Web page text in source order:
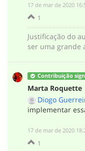
‎17 de mar de 2020
1
Justificação do
ser uma grande
Contribuição
Marta Roquette
Diogo
implementar
‎17 de mar de 2020
1